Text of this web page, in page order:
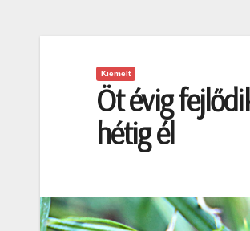
Kiemelt
Öt évig
hétig él